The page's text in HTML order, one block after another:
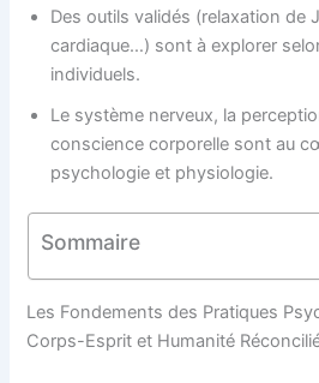
Des outils validés (relaxation de
cardiaque…) sont à explorer
individuels.
Le système nerveux, la
conscience corporelle sont au
psychologie et physiologie.
Sommaire
Les Fondements des Pratiques
Corps-Esprit et Humanité